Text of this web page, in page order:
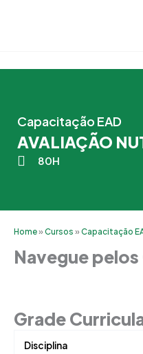
Capacitação EAD
AVALIAÇÃO
80H
Home»Cursos »Capacitação
Navegue
Grade
Disciplina